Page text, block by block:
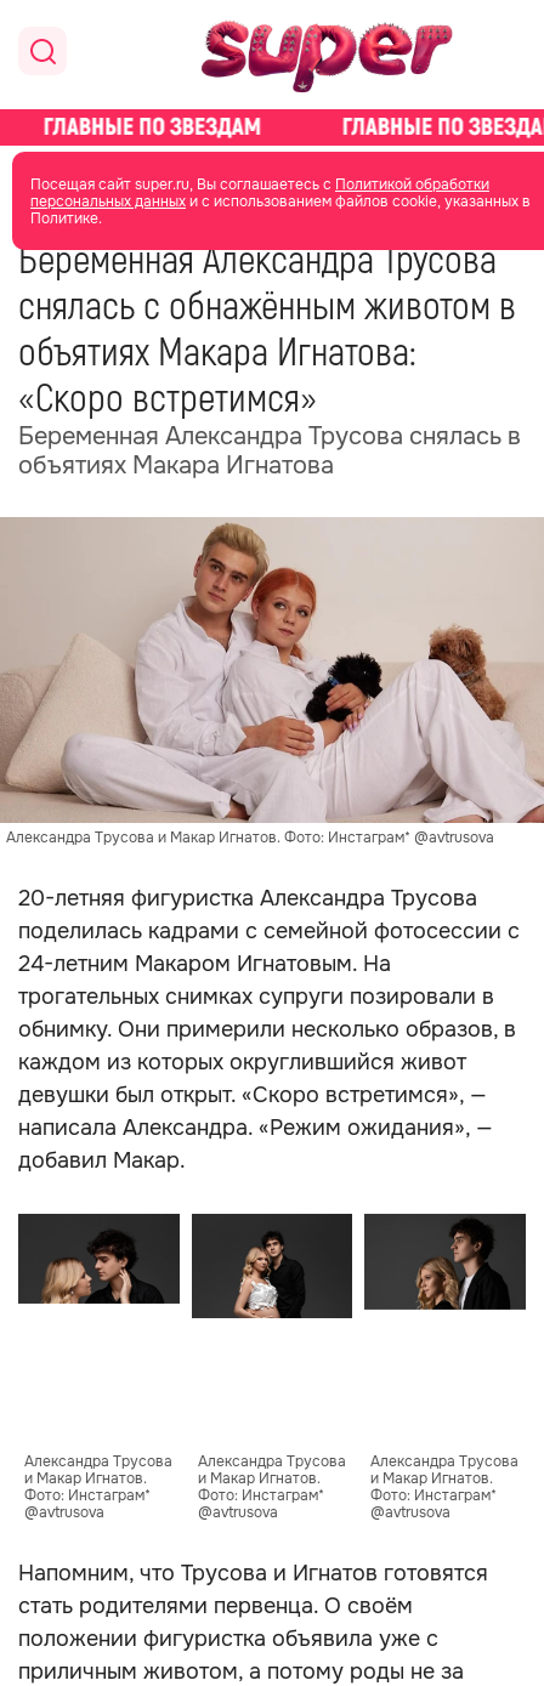
Посещая сайт super.ru, Вы соглашаетесь с Политикой обработки
персональных данныхи с использованием файлов cookie, указанных в
Политике.
главная новости о звездах новости
06 июня 2025
Беременная Александра Трусова
снялась с обнажённым животом в
объятиях Макара Игнатова:
«Скоро встретимся»
Беременная Александра Трусова снялась в
объятиях Макара Игнатова
Александра Трусова и Макар Игнатов. Фото: Инстаграм* @avtrusova
20-летняя фигуристка Александра Трусова
поделилась кадрами с семейной фотосессии с
24-летним Макаром Игнатовым. На
трогательных снимках супруги позировали в
обнимку. Они примерили несколько образов, в
каждом из которых округлившийся живот
девушки был открыт. «Скоро встретимся», —
написала Александра. «Режим ожидания», —
добавил Макар.
Александра Трусова
и Макар Игнатов.
Фото: Инстаграм*
@avtrusova
Александра Трусова
и Макар Игнатов.
Фото: Инстаграм*
@avtrusova
Александра Трусова
и Макар Игнатов.
Фото: Инстаграм*
@avtrusova
Напомним, что Трусова и Игнатов готовятся
стать родителями первенца. О своём
положении фигуристка объявила уже с
приличным животом, а потому роды не за